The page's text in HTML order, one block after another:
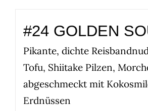
#24 GOLDEN
Pikante, dichte
Tofu, Shiitake Pilzen,
abgeschmeckt mit
Erdnüssen